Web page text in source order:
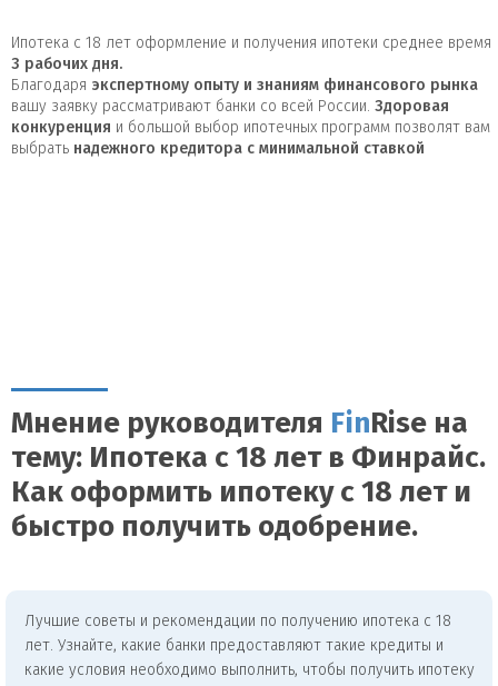
Ипотека с 18 лет оформление и получения ипотеки среднее время
3 рабочих дня.
Благодаря экспертному опыту и знаниям финансового рынка
вашу заявку рассматривают банки со всей России. Здоровая
конкуренция и большой выбор ипотечных программ позволят вам
выбрать надежного кредитора с минимальной ставкой
Мнение руководителя Fin Rise на
тему: Ипотека с 18 лет в Финрайс.
Как оформить ипотеку с 18 лет и
быстро получить одобрение.
Лучшие советы и рекомендации по получению ипотека с 18
лет. Узнайте, какие банки предоставляют такие кредиты и
какие условия необходимо выполнить, чтобы получить ипотеку